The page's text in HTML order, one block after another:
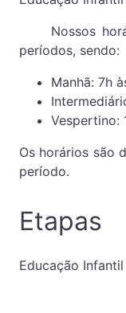
Nossos
períodos, sendo:
Manhã: 7h
Vespertino:
Os horários são
período.
Etapas
Educação